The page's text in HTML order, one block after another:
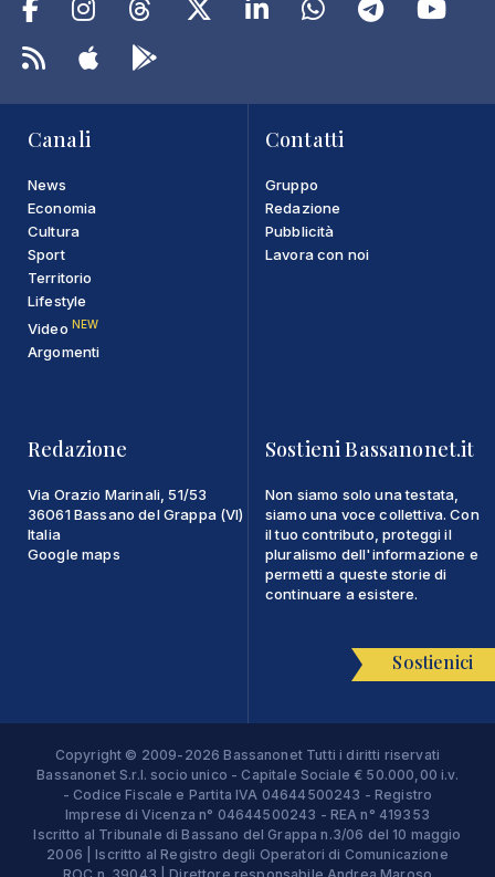
Canali
News
Economia
Cultura
Sport
Territorio
Lifestyle
Video NEW
Argomenti
Contatti
Gruppo
Redazione
Pubblicità
Lavora con noi
Redazione
Via Orazio Marinali, 51/53
36061 Bassano del Grappa (VI)
Italia
Google maps
Sostieni Bassanonet.it
Non siamo solo una testata,
siamo una voce collettiva. Con
il tuo contributo, proteggi il
pluralismo dell'informazione e
permetti a queste storie di
continuare a esistere.
Sostienici
Copyright © 2009-2026 Bassanonet Tutti i diritti riservati
Bassanonet S.r.l. socio unico - Capitale Sociale € 50.000,00 i.v.
- Codice Fiscale e Partita IVA 04644500243 - Registro
Imprese di Vicenza n° 04644500243 - REA n° 419353
Iscritto al Tribunale di Bassano del Grappa n.3/06 del 10 maggio
2006 | Iscritto al Registro degli Operatori di Comunicazione